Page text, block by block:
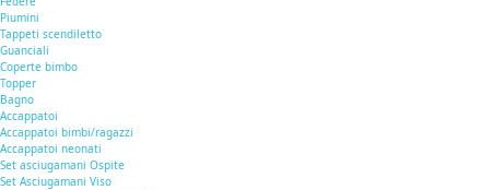
Piumini
Tappeti scendiletto
Guanciali
Coperte bimbo
Topper
Bagno
Accappatoi
Accappatoi bimbi/ragazzi
Accappatoi neonati
Set asciugamani Ospite
Set Asciugamani Viso